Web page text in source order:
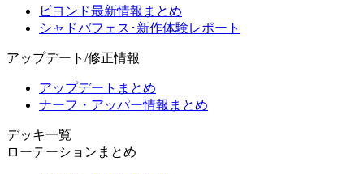
ビヨンド最新情報まとめ
シャドバフェス･新作体験レポート
アップデート/修正情報
アップデートまとめ
ナーフ・アッパー情報まとめ
デッキ一覧
ローテーションまとめ